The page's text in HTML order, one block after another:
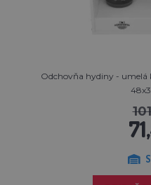
Odchovňa hydiny - umelá